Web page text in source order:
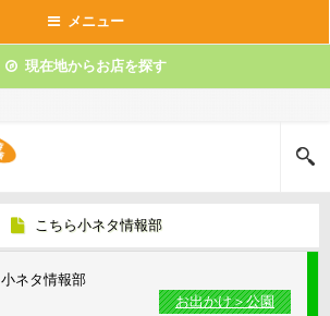
メニュー
現在地からお店を探す
こちら小ネタ情報部
小ネタ情報部
お出かけ＞公園